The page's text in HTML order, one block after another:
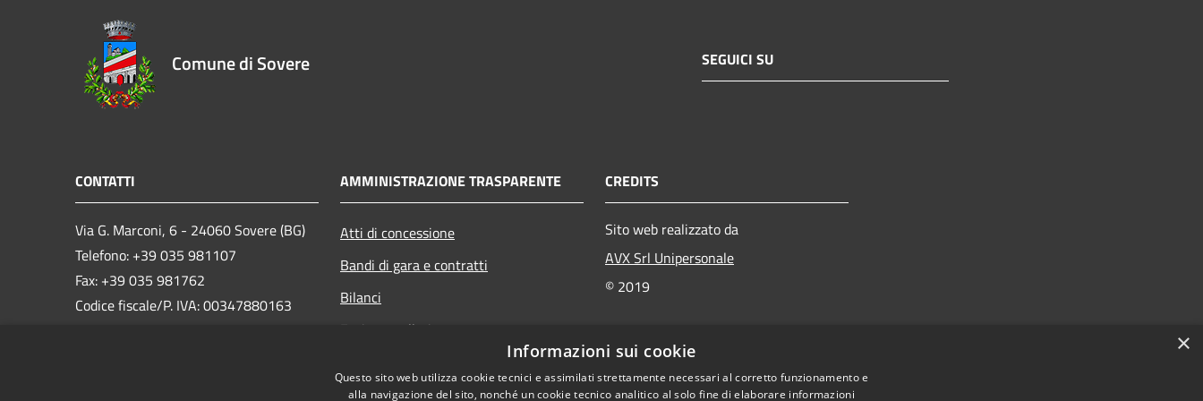
Comune di Sovere SEGUICI SU
CONTATTI
Via G. Marconi, 6 - 24060 Sovere (BG)
Telefono: +39 035 981107
Fax: +39 035 981762
Codice fiscale/P. IVA: 00347880163
comune.sovere@pec.regione.lombardia.it
AMMINISTRAZIONE TRASPARENTE
Atti di concessione
Bandi di gara e contratti
Bilanci
Enti controllati
Whistleblowing
CREDITS
Sito web realizzato da
AVX Srl Unipersonale
© 2019
×
Informazioni sui cookie
Questo sito web utilizza cookie tecnici e assimilati strettamente necessari al corretto funzionamento e
alla navigazione del sito, nonché un cookie tecnico analitico al solo fine di elaborare informazioni